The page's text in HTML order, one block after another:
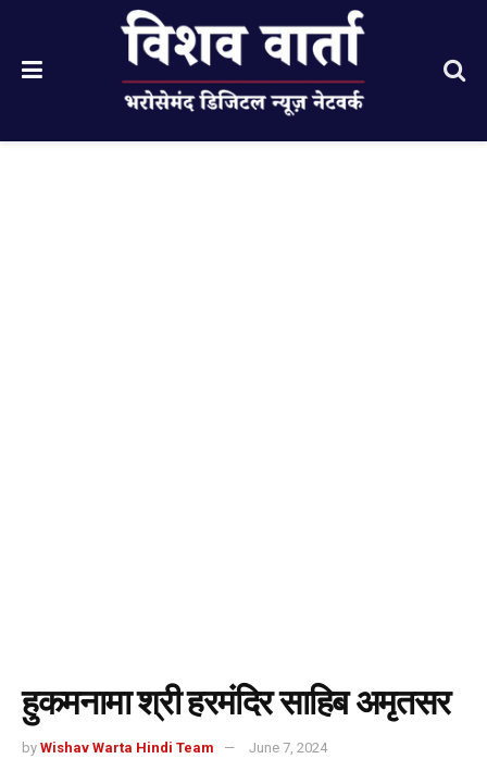
हुकमनामा श्री हरमंदिर साहिब अमृतसर
by Wishav Warta Hindi Team June 7, 2024